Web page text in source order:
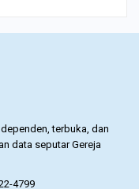
terbuka, dan
data seputar Gereja
4799